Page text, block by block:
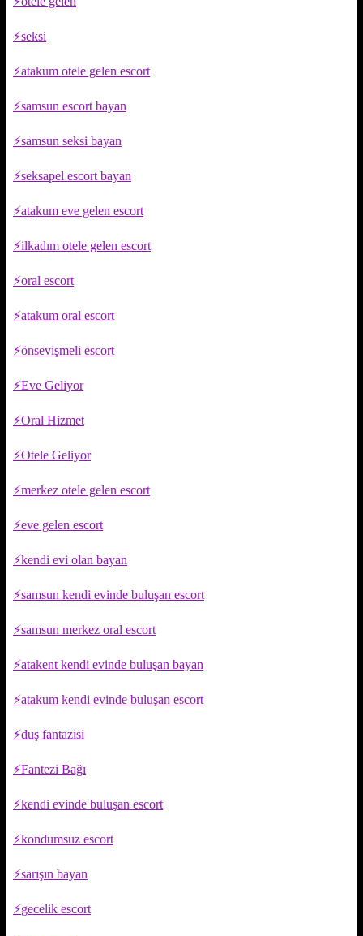
seksi
atakum otele gelen escort
samsun escort bayan
samsun seksi bayan
seksapel escort bayan
atakum eve gelen escort
ilkadım otele gelen escort
oral escort
atakum oral escort
önsevişmeli escort
Eve Geliyor
Oral Hizmet
Otele Geliyor
merkez otele gelen escort
eve gelen escort
kendi evi olan bayan
samsun kendi evinde buluşan escort
samsun merkez oral escort
atakent kendi evinde buluşan bayan
atakum kendi evinde buluşan escort
duş fantazisi
Fantezi Bağı
kendi evinde buluşan escort
kondumsuz escort
sarışın bayan
gecelik escort